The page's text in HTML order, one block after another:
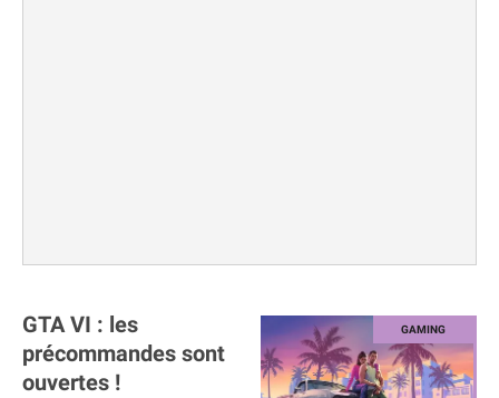
GTA VI : les
précommandes sont
ouvertes !